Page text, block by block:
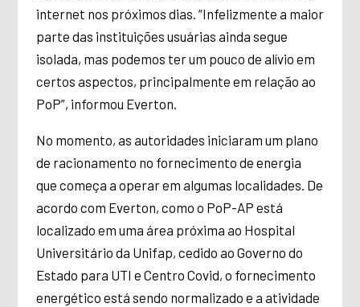
internet nos próximos dias. “Infelizmente a maior
parte das instituições usuárias ainda segue
isolada, mas podemos ter um pouco de alívio em
certos aspectos, principalmente em relação ao
PoP”, informou Everton.
No momento, as autoridades iniciaram um plano
de racionamento no fornecimento de energia
que começa a operar em algumas localidades. De
acordo com Everton, como o PoP-AP está
localizado em uma área próxima ao Hospital
Universitário da Unifap, cedido ao Governo do
Estado para UTI e Centro Covid, o fornecimento
energético está sendo normalizado e a atividade